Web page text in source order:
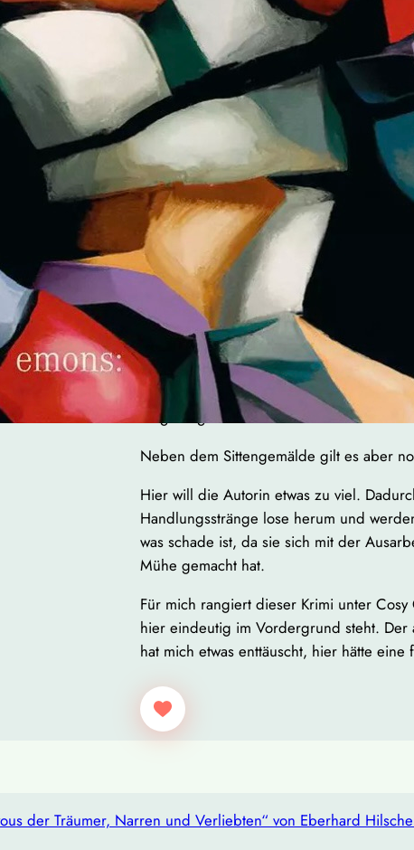
Der Mörder hat sich den Londoner
genau wie dieser sucht er die ärmsten
sich an den Schutzlosesten, die nur
können.
Die Autorin Callis zeichnet ein
damaligen Berlin.
Der harte Berliner Dialekt verdichtet die
Herausragend beschreibt sie die
Berlin mit seinem Glämmer und denen,
Bettlern, Huren, Kriegsversehrten in den
„Pass ma uff, Keule, aus dich wird nie
Auch das Erstarken der
Präsenz auf Berlins Straßen, die Gewalt
richtet was nicht ins arische Weltbild
eingefangen.
Neben dem Sittengemälde gilt es aber
Hier will die Autorin etwas zu viel.
Handlungsstränge lose herum und
was schade ist, da sie sich mit der
Mühe gemacht hat.
Für mich rangiert dieser Krimi unter
hier eindeutig im Vordergrund steht. Der
hat mich etwas enttäuscht, hier hätte
der Träumer, Narren und Verliebten“ von Eberhard